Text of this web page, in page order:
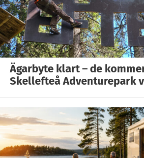
Ägarbyte klart – de
Skellefteå Adventurepark